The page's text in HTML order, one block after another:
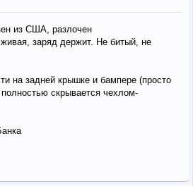
из США, разлочен
заряд держит. Не битый, не
на задней крышке и бампере (просто
скрывается чехлом-